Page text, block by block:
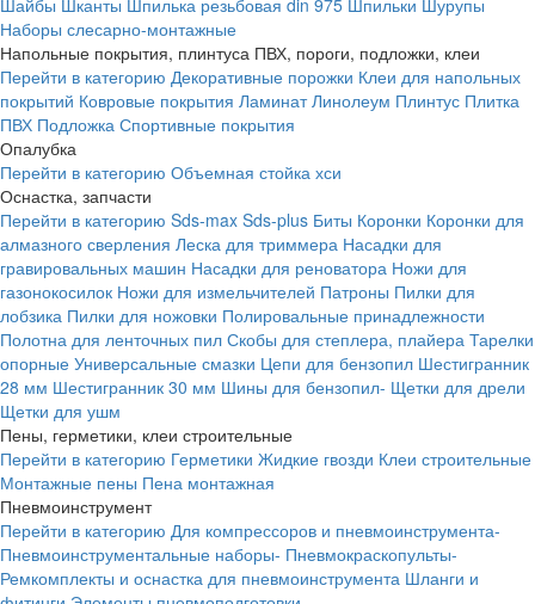
Шайбы Шканты Шпилька резьбовая din 975 Шпильки Шурупы
Наборы слесарно-монтажные
Напольные покрытия, плинтуса ПВХ, пороги, подложки, клеи
Перейти в категорию Декоративные порожки Клеи для напольных
покрытий Ковровые покрытия Ламинат Линолеум Плинтус Плитка
ПВХ Подложка Спортивные покрытия
Опалубка
Перейти в категорию Объемная стойка хси
Оснастка, запчасти
Перейти в категорию Sds-max Sds-plus Биты Коронки Коронки для
алмазного сверления Леска для триммера Насадки для
гравировальных машин Насадки для реноватора Ножи для
газонокосилок Ножи для измельчителей Патроны Пилки для
лобзика Пилки для ножовки Полировальные принадлежности
Полотна для ленточных пил Скобы для степлера, плайера Тарелки
опорные Универсальные смазки Цепи для бензопил Шестигранник
28 мм Шестигранник 30 мм Шины для бензопил- Щетки для дрели
Щетки для ушм
Пены, герметики, клеи строительные
Перейти в категорию Герметики Жидкие гвозди Клеи строительные
Монтажные пены Пена монтажная
Пневмоинструмент
Перейти в категорию Для компрессоров и пневмоинструмента-
Пневмоинструментальные наборы- Пневмокраскопульты-
Ремкомплекты и оснастка для пневмоинструмента Шланги и